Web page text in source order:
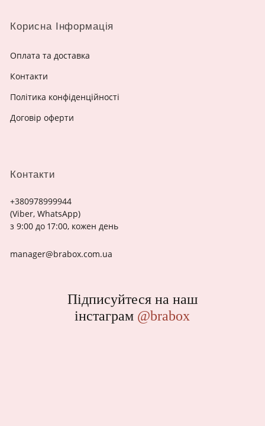
Контакти
+380978999944
(Viber, WhatsApp)
з 9:00 до 17:00, кожен день
manager@brabox.com.ua
Корисна Інформація
Оплата та доставка
Контакти
Політика конфіденційності
Договір оферти
Підписуйтеся на наш
інстаграм @brabox